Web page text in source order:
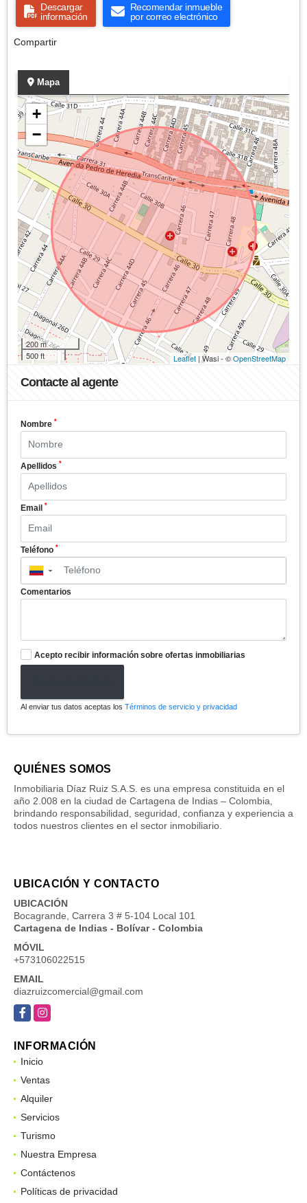
Descargar
información
Recomendar inmueble
por correo electrónico
Compartir
Mapa
+
−
200 m
500 ft
Leaflet | Wasi - ©OpenStreetMap
Contacte al agente
Nombre *
Apellidos *
Email *
Teléfono *
▼
Comentarios
Acepto recibir información sobre ofertas inmobiliarias
Al enviar tus datos aceptas los Términos de servicio y privacidad
QUIÉNES SOMOS
Inmobiliaria Díaz Ruiz S.A.S. es una empresa constituida en el
año 2.008 en la ciudad de Cartagena de Indias – Colombia,
brindando responsabilidad, seguridad, confianza y experiencia a
todos nuestros clientes en el sector inmobiliario.
UBICACIÓN Y CONTACTO
UBICACIÓN
Bocagrande, Carrera 3 # 5-104 Local 101
Cartagena de Indias - Bolívar - Colombia
MÓVIL
+573106022515
EMAIL
diazruizcomercial@gmail.com
FacebookInstagram
INFORMACIÓN
Inicio
Ventas
Alquiler
Servicios
Turismo
Nuestra Empresa
Contáctenos
Políticas de privacidad